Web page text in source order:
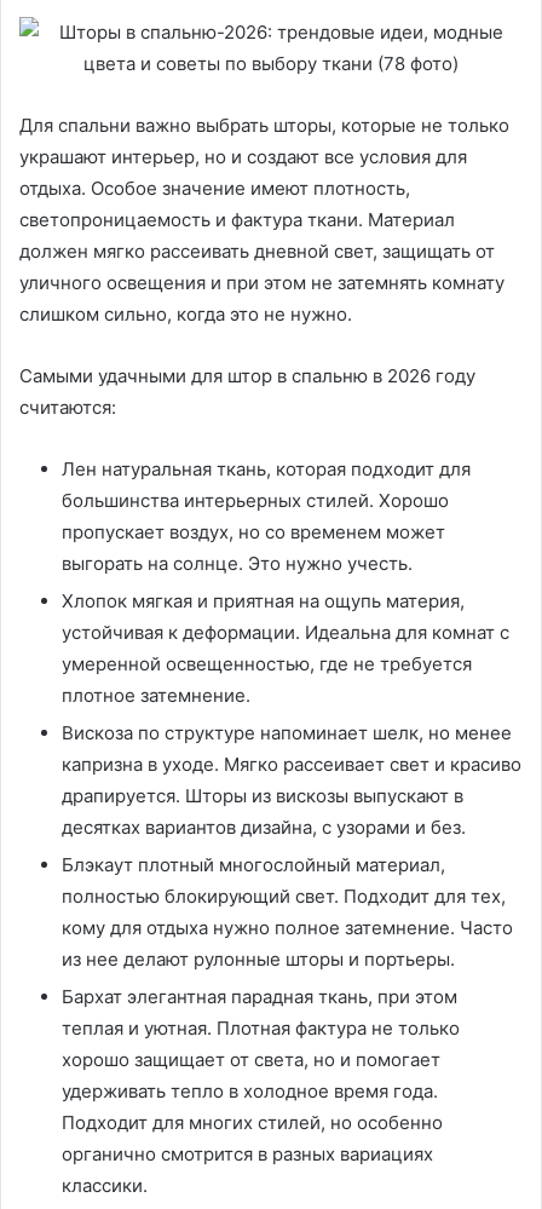
Для спальни важно выбрать шторы, которые не только
украшают интерьер, но и создают все условия для
отдыха. Особое значение имеют плотность,
светопроницаемость и фактура ткани. Материал
должен мягко рассеивать дневной свет, защищать от
уличного освещения и при этом не затемнять комнату
слишком сильно, когда это не нужно.
Самыми удачными для штор в спальню в 2026 году
считаются:
Лен натуральная ткань, которая подходит для
большинства интерьерных стилей. Хорошо
пропускает воздух, но со временем может
выгорать на солнце. Это нужно учесть.
Хлопок мягкая и приятная на ощупь материя,
устойчивая к деформации. Идеальна для комнат с
умеренной освещенностью, где не требуется
плотное затемнение.
Вискоза по структуре напоминает шелк, но менее
капризна в уходе. Мягко рассеивает свет и красиво
драпируется. Шторы из вискозы выпускают в
десятках вариантов дизайна, с узорами и без.
Блэкаут плотный многослойный материал,
полностью блокирующий свет. Подходит для тех,
кому для отдыха нужно полное затемнение. Часто
из нее делают рулонные шторы и портьеры.
Бархат элегантная парадная ткань, при этом
теплая и уютная. Плотная фактура не только
хорошо защищает от света, но и помогает
удерживать тепло в холодное время года.
Подходит для многих стилей, но особенно
органично смотрится в разных вариациях
классики.